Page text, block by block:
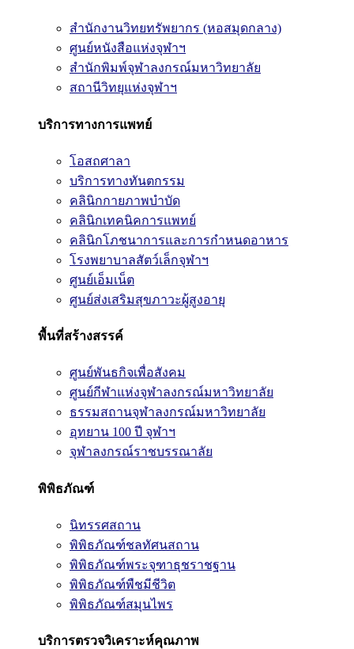
สำนักงานวิทยทรัพยากร (หอสมุดกลาง)
ศูนย์หนังสือแห่งจุฬาฯ
สำนักพิมพ์จุฬาลงกรณ์มหาวิทยาลัย
สถานีวิทยุแห่งจุฬาฯ
บริการทางการแพทย์
โอสถศาลา
บริการทางทันตกรรม
คลินิกกายภาพบำบัด
คลินิกเทคนิคการแพทย์
คลินิกโภชนาการและการกำหนดอาหาร
โรงพยาบาลสัตว์เล็กจุฬาฯ
ศูนย์เอ็มเน็ต
ศูนย์ส่งเสริมสุขภาวะผู้สูงอายุ
พื้นที่สร้างสรรค์
ศูนย์พันธกิจเพื่อสังคม
ศูนย์กีฬาแห่งจุฬาลงกรณ์มหาวิทยาลัย
ธรรมสถานจุฬาลงกรณ์มหาวิทยาลัย
อุทยาน 100 ปี จุฬาฯ
จุฬาลงกรณ์ราชบรรณาลัย
พิพิธภัณฑ์
นิทรรศสถาน
พิพิธภัณฑ์ชลทัศนสถาน
พิพิธภัณฑ์พระจุฑาธุชราชฐาน
พิพิธภัณฑ์พืชมีชีวิต
พิพิธภัณฑ์สมุนไพร
บริการตรวจวิเคราะห์คุณภาพ